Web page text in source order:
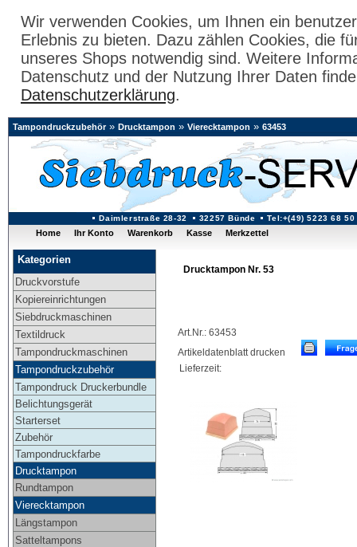
Wir verwenden Cookies, um Ihnen ein
Erlebnis zu bieten. Dazu zählen Cookies, die
unseres Shops notwendig sind. Weitere
Datenschutz und der Nutzung Ihrer Daten
Datenschutzerklärung.
Daimlerstraße 28-32 32257 Bünde Tel:+(49) 5223 68 50
Tampondruckzubehör» Drucktampon » Vierecktampon » 63453
Home Ihr Konto Warenkorb Kasse Merkzettel
Kategorien
Druckvorstufe
Kopiereinrichtungen
Siebdruckmaschinen
Textildruck
Tampondruckmaschinen
Tampondruckzubehör
Tampondruck Druckerbundle
Belichtungsgerät
Starterset
Zubehör
Tampondruckfarbe
Drucktampon
Rundtampon
Vierecktampon
Längstampon
Satteltampons
Drucktampon Nr. 53
Art.Nr.: 63453
Artikeldatenblatt drucken
Lieferzeit: